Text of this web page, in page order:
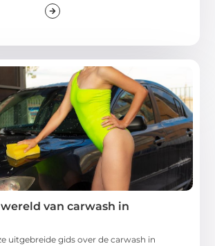
van carwash in
uitgebreide gids over de carwash in